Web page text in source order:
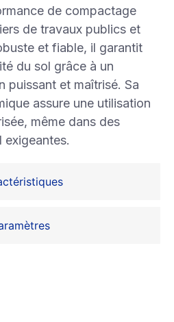
de compactage
de travaux publics et
et fiable, il garantit
du sol grâce à un
puissant et maîtrisé. Sa
assure une utilisation
même dans des